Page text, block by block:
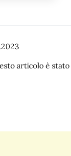
articolo è